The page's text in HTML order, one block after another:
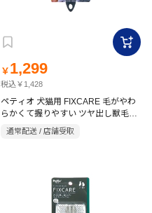
￥ 1,299
税込￥1,428
ペティオ 犬猫用 FIXCARE 毛がやわ
らかくて握りやすい ツヤ出し獣毛ブ
ラシ
通常配送 / 店舗受取